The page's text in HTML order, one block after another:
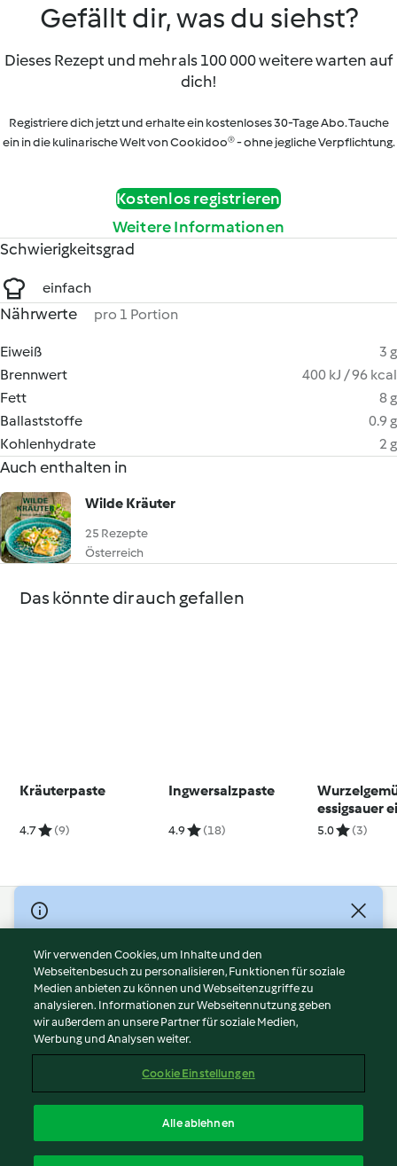
Gefällt dir, was du siehst?
Dieses Rezept und mehr als 100 000 weitere warten auf
dich!
Registriere dich jetzt und erhalte ein kostenloses 30-Tage Abo. Tauche
ein in die kulinarische Welt von Cookidoo® - ohne jegliche Verpflichtung.
Kostenlos registrieren
Weitere Informationen
Schwierigkeitsgrad
einfach
Nährwerte pro 1 Portion
Eiweiß
3 g
Brennwert
400 kJ / 96 kcal
Fett
8 g
Ballaststoffe
0.9 g
Kohlenhydrate
2 g
Auch enthalten in
Wilde Kräuter
25 Rezepte
Österreich
Das könnte dir auch gefallen
Kräuterpaste
4.7 (9)
Ingwersalzpaste
4.9 (18)
essigsauer
5.0 (3)
© Copyright 2026
Nutzungsbedingungen
Datenschutzrichtlinien
Disclaimer
Impressum
Cookies
Abo kündigen
Erklärung zur Barrierefreiheit
Wir verwenden Cookies, um Inhalte und den
Webseitenbesuch zu personalisieren, Funktionen für soziale
Medien anbieten zu können und Webseitenzugriffe zu
analysieren. Informationen zur Webseitennutzung geben
wir außerdem an unsere Partner für soziale Medien,
Werbung und Analysen weiter.
Cookie Einstellungen
Alle ablehnen